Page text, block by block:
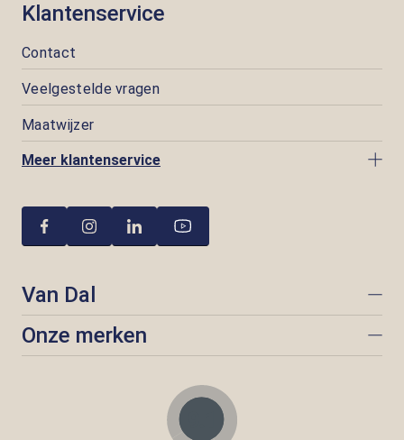
Klantenservice
Contact
Veelgestelde vragen
Maatwijzer
Meer klantenservice
Van Dal
Onze merken